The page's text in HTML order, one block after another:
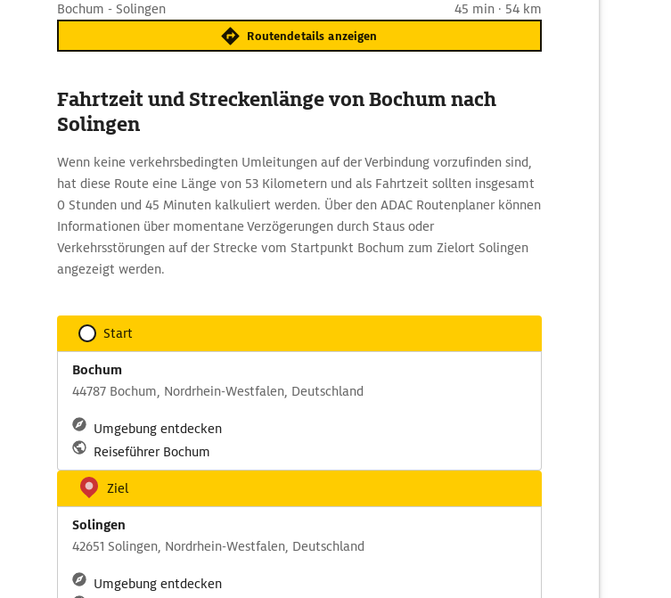
Bochum - Solingen 45 min · 54 km
Routendetails anzeigen
Fahrtzeit und Streckenlänge von Bochum nach
Solingen
Wenn keine verkehrsbedingten Umleitungen auf der Verbindung vorzufinden sind,
hat diese Route eine Länge von 53 Kilometern und als Fahrtzeit sollten insgesamt
0 Stunden und 45 Minuten kalkuliert werden. Über den ADAC Routenplaner können
Informationen über momentane Verzögerungen durch Staus oder
Verkehrsstörungen auf der Strecke vom Startpunkt Bochum zum Zielort Solingen
angezeigt werden.
Start
Bochum
44787 Bochum, Nordrhein-Westfalen, Deutschland
Umgebung entdecken
Reiseführer Bochum
Ziel
Solingen
42651 Solingen, Nordrhein-Westfalen, Deutschland
Umgebung entdecken